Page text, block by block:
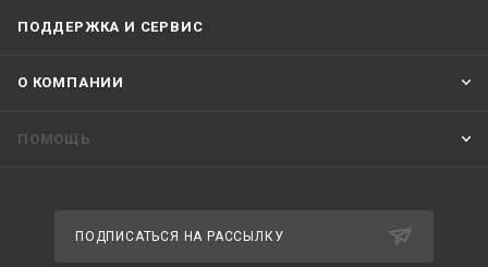
ПОДДЕРЖКА И СЕРВИС
О КОМПАНИИ
ПОМОЩЬ
ПОДПИСАТЬСЯ НА РАССЫЛКУ